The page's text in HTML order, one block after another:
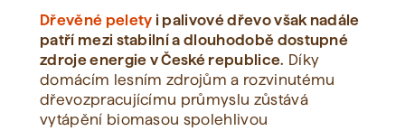
Dřevěné pelety i palivové dřevo však nadále
patří mezi stabilní a dlouhodobě dostupné
zdroje energie v České republice. Díky
domácím lesním zdrojům a rozvinutému
dřevozpracujícímu průmyslu zůstává
vytápění biomasou spolehlivou